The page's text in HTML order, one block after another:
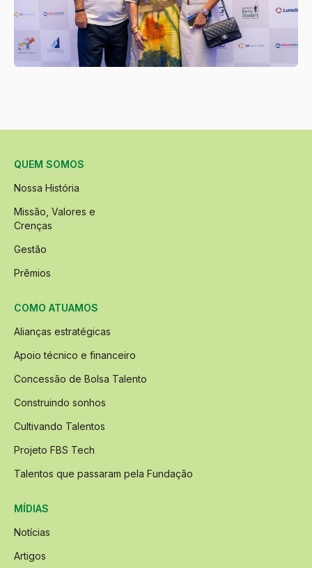
QUEM SOMOS
Nossa História
Missão, Valores e
Crenças
Gestão
Prêmios
COMO ATUAMOS
Alianças estratégicas
Apoio técnico e financeiro
Concessão de Bolsa Talento
Construindo sonhos
Cultivando Talentos
Projeto FBS Tech
Talentos que passaram pela Fundação
MÍDIAS
Notícias
Artigos